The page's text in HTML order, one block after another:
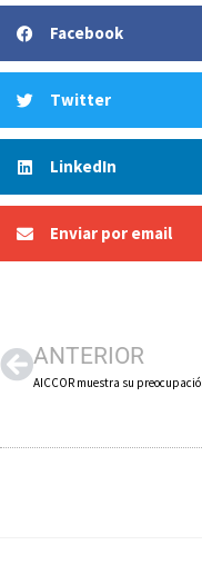
Facebook
Twitter
LinkedIn
Enviar por email
ANTERIOR